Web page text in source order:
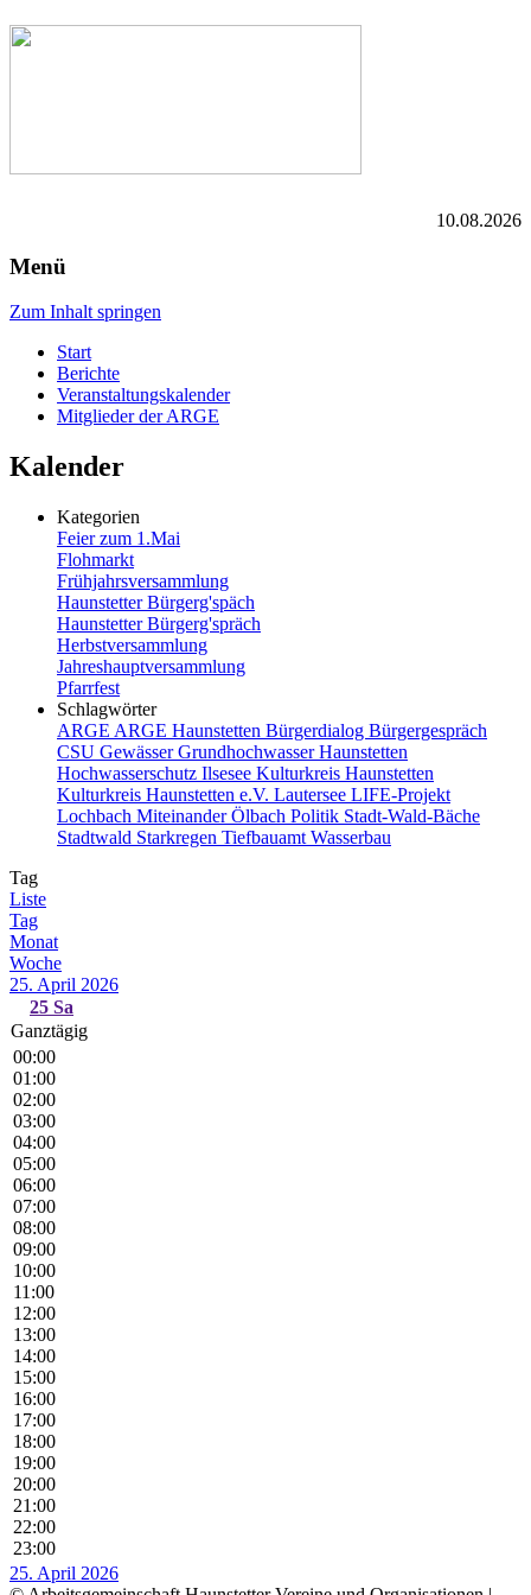
10.08.2026
Menü
Zum Inhalt springen
Start
Berichte
Veranstaltungskalender
Mitglieder der ARGE
Kalender
Kategorien
Feier zum 1.Mai
Flohmarkt
Frühjahrsversammlung
Haunstetter Bürgerg'späch
Haunstetter Bürgerg'spräch
Herbstversammlung
Jahreshauptversammlung
Pfarrfest
Schlagwörter
ARGE ARGE Haunstetten Bürgerdialog Bürgergespräch
CSU GewässerGrundhochwasserHaunstetten
Hochwasserschutz Ilsesee Kulturkreis Haunstetten
Kulturkreis Haunstetten e.V. Lautersee LIFE-Projekt
Lochbach MiteinanderÖlbach Politik Stadt-Wald-Bäche
Stadtwald Starkregen Tiefbauamt Wasserbau
Tag
Liste
Tag
Monat
Woche
25. April 2026
25 Sa
Ganztägig
00:00
01:00
02:00
03:00
04:00
05:00
06:00
07:00
08:00
09:00
10:00
11:00
12:00
13:00
14:00
15:00
16:00
17:00
18:00
19:00
20:00
21:00
22:00
23:00
25. April 2026